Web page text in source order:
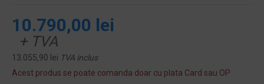
10.790,00 lei
+ TVA
13.055,90 lei TVA inclus
Acest produs se poate comanda doar cu plata Card sau OP